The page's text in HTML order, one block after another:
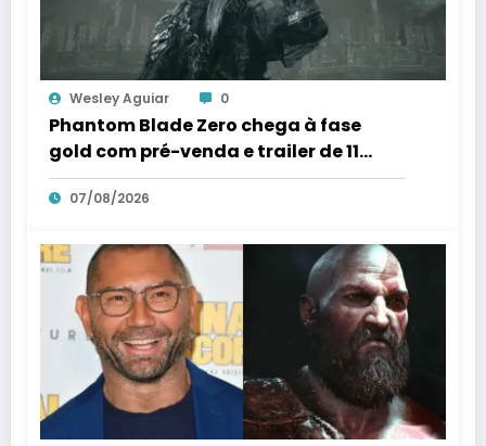
Wesley Aguiar 0
Phantom Blade Zero chega à fase
gold com pré-venda e trailer de 11
minutos marcados para 11 de agosto;
“surpresa” está guardada
07/08/2026